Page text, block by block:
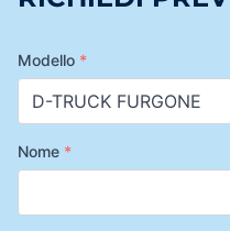
Modello *
Nome *